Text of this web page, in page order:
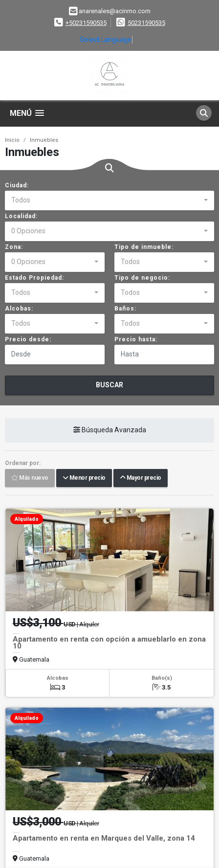
anarenales@acinmo.com
+50231590535
50231590535
Select Language
MENÚ
Inicio Inmuebles
Inmuebles
Ciudad:
Todos
Localidad:
0 Opciones
Zona:
0 Opciones
Tipo de inmueble:
Todos
Estado Propiedad:
Todos
Tipo de negocio:
Todos
Alcobas:
Todos
Baños:
Todos
Precio desde: Precio hasta:
BUSCAR
Búsqueda Avanzada
Ordenar por:
Más nuevo Menor precio Mayor precio
Alquilado
US$3,100USD| Alquiler
Apartamento en renta con opción a amueblarlo en zona
10
Guatemala
Alcobas
3
Baño(s)
3.5
Alquilado
US$3,000USD| Alquiler
Apartamento en renta en Marques del Valle, zona 14
Guatemala